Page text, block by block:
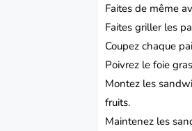
Faites de même
Faites griller les
Coupez chaque
Poivrez le foie
Montez les
fruits.
Maintenez les